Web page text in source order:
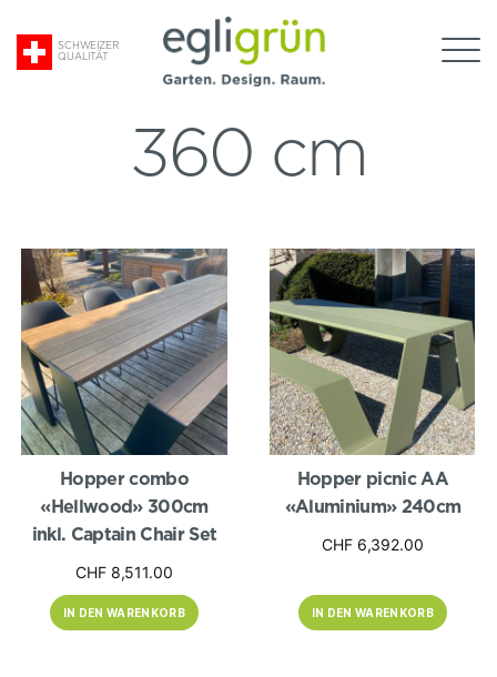
SCHWEIZER
QUALITÄT
360 cm
Hopper combo
«Hellwood» 300cm
inkl. Captain Chair Set
CHF8,511.00
IN DEN WARENKORB
Hopper picnic AA
«Aluminium» 240cm
CHF6,392.00
IN DEN WARENKORB